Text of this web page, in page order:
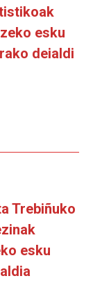
esku
deialdi
Trebiñuko
esku